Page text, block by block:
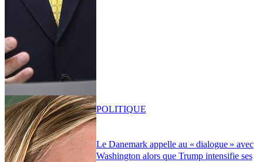
Le Danemark appelle au « dialogue » avec
Washington alors que Trump intensifie ses
POLITIQUE